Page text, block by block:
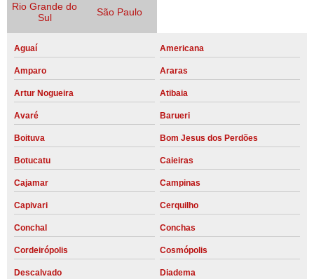
Rio Grande do
Sul
São Paulo
Aguaí Americana
Amparo Araras
Artur Nogueira Atibaia
Avaré Barueri
Boituva Bom Jesus dos Perdões
Botucatu Caieiras
Cajamar Campinas
Capivari Cerquilho
Conchal Conchas
Cordeirópolis Cosmópolis
Descalvado Diadema